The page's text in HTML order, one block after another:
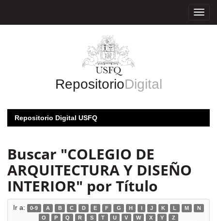
RepositorioDigital
Repositorio Digital USFQ
Buscar "COLEGIO DE
ARQUITECTURA Y DISEÑO
INTERIOR" por Título
Ir a: 0-9 A B C D E F G H I J K L M
N
O
P Q R S T U V W X Y Z